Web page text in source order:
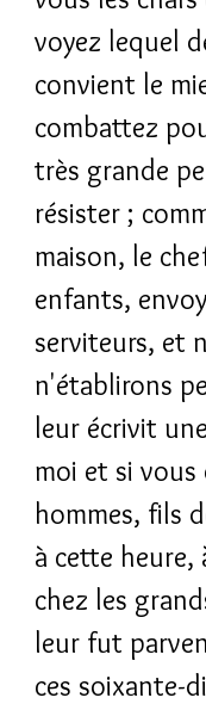
voyez lequel
convient le
combattez
très grande
résister ;
maison, le
enfants,
serviteurs, et
n'établirons
leur écrivit
moi et si vous
hommes, fils
à cette heure,
chez les
leur fut
ces soixante-